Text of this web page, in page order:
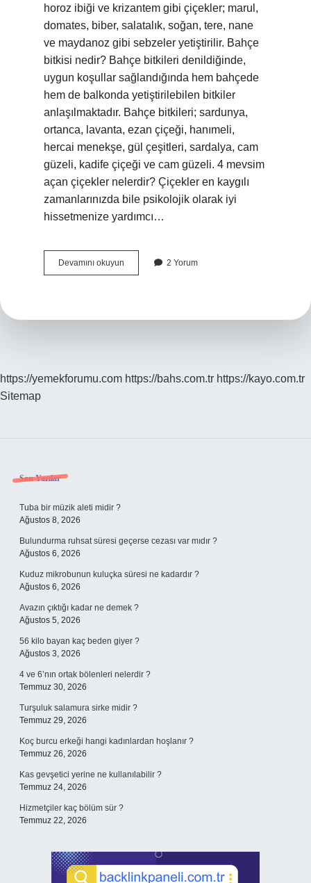
horoz ibiği ve krizantem gibi çiçekler; marul,
domates, biber, salatalık, soğan, tere, nane
ve maydanoz gibi sebzeler yetiştirilir. Bahçe
bitkisi nedir? Bahçe bitkileri denildiğinde,
uygun koşullar sağlandığında hem bahçede
hem de balkonda yetiştirilebilen bitkiler
anlaşılmaktadır. Bahçe bitkileri; sardunya,
ortanca, lavanta, ezan çiçeği, hanımeli,
hercai menekşe, gül çeşitleri, sardalya, cam
güzeli, kadife çiçeği ve cam güzeli. 4 mevsim
açan çiçekler nelerdir? Çiçekler en kaygılı
zamanlarınızda bile psikolojik olarak iyi
hissetmenize yardımcı…
Devamını okuyun
Çiçeği
2 Yorum
https://yemekforumu.com https://bahs.com.tr https://kayo.com.tr
Sitemap
Sidebar
Son Yazılar
Tuba bir müzik aleti midir ?
Ağustos 8, 2026
Bulundurma ruhsat süresi geçerse cezası var mıdır ?
Ağustos 6, 2026
Kuduz mikrobunun kuluçka süresi ne kadardır ?
Ağustos 6, 2026
Avazın çıktığı kadar ne demek ?
Ağustos 5, 2026
56 kilo bayan kaç beden giyer ?
Ağustos 3, 2026
4 ve 6’nın ortak bölenleri nelerdir ?
Temmuz 30, 2026
Turşuluk salamura sirke midir ?
Temmuz 29, 2026
Koç burcu erkeği hangi kadınlardan hoşlanır ?
Temmuz 26, 2026
Kas gevşetici yerine ne kullanılabilir ?
Temmuz 24, 2026
Hizmetçiler kaç bölüm sür ?
Temmuz 22, 2026